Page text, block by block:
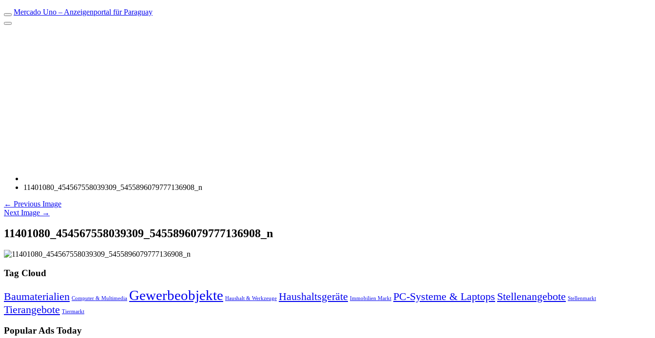
Mercado Uno – Anzeigenportal für Paraguay
11401080_454567558039309_5455896079777136908_n
← Previous Image
Next Image →
11401080_454567558039309_5455896079777136908_n
Tag Cloud
Baumaterialien Computer & Multimedia Gewerbeobjekte Haushalt & Werkzeuge Haushaltsgeräte Immobilien Markt PC-Systeme & Laptops Stellenangebote Stellenmarkt
Tierangebote Tiermarkt
Popular Ads Today